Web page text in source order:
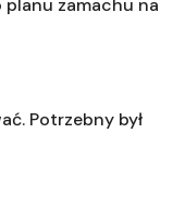
zamachu na
Potrzebny był